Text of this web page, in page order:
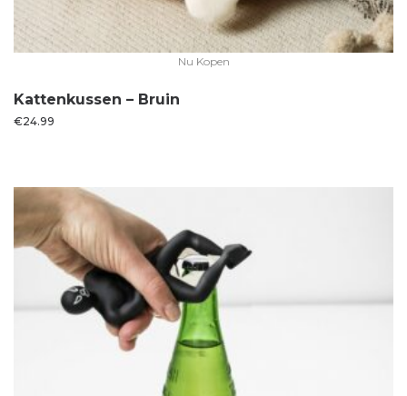
Nu Kopen
Kattenkussen – Bruin
€24.99